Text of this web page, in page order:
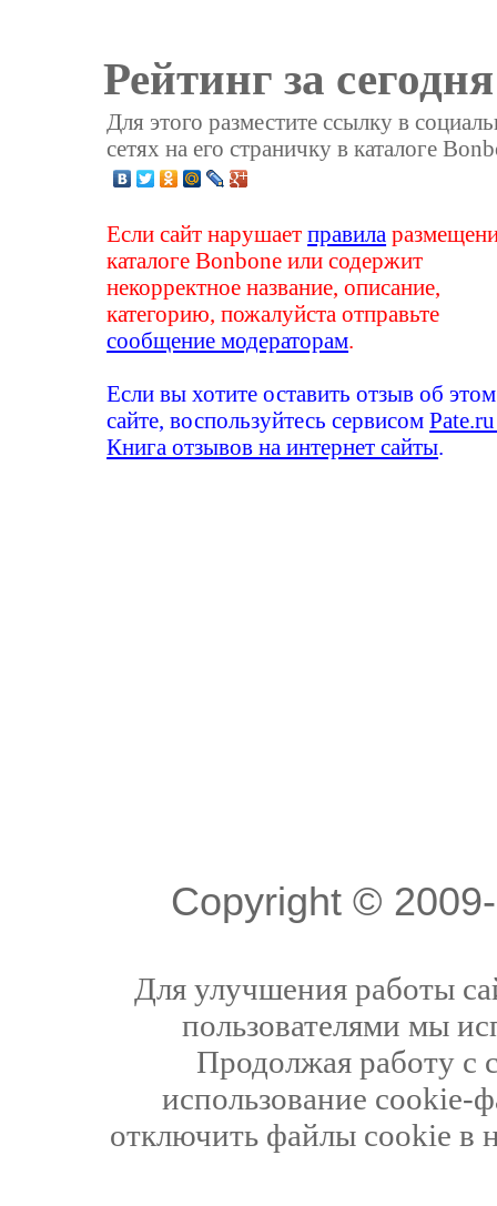
Рейтинг за
Для этого разместите ссылку в
сетях на его страничку в каталоге
Если сайт нарушаетправила
каталоге Bonbone или содержит
некорректное название, описание,
категорию, пожалуйста отправьте
сообщение модераторам
Если вы хотите оставить отзыв об этом
сайте, воспользуйтесь сервисом
Книга отзывов на интернет сайты
Copyright ©
Для улучшения работы
пользователями мы
Продолжая работу с
использование cookie-
отключить файлы cookie в